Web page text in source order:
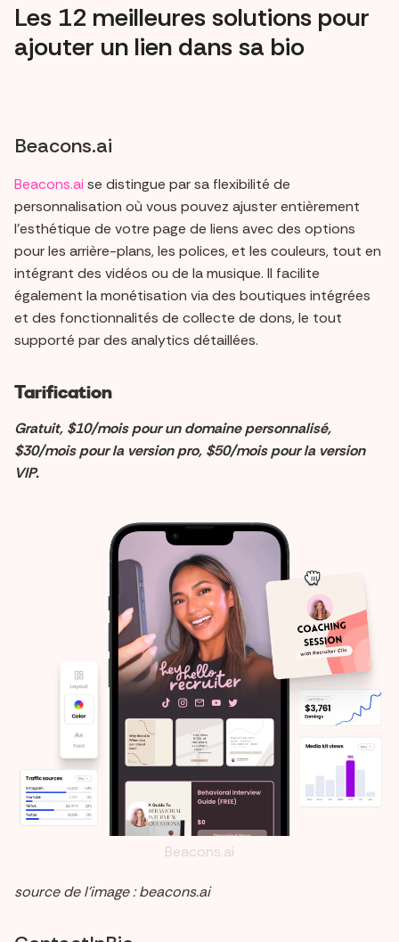
Les 12 meilleures solutions pour
ajouter un lien dans sa bio
Beacons.ai
Beacons.ai se distingue par sa flexibilité de
personnalisation où vous pouvez ajuster entièrement
l'esthétique de votre page de liens avec des options
pour les arrière-plans, les polices, et les couleurs, tout en
intégrant des vidéos ou de la musique. Il facilite
également la monétisation via des boutiques intégrées
et des fonctionnalités de collecte de dons, le tout
supporté par des analytics détaillées.
Tarification
Gratuit, $10/mois pour un domaine personnalisé,
$30/mois pour la version pro, $50/mois pour la version
VIP.
Beacons.ai
source de l’image : beacons.ai